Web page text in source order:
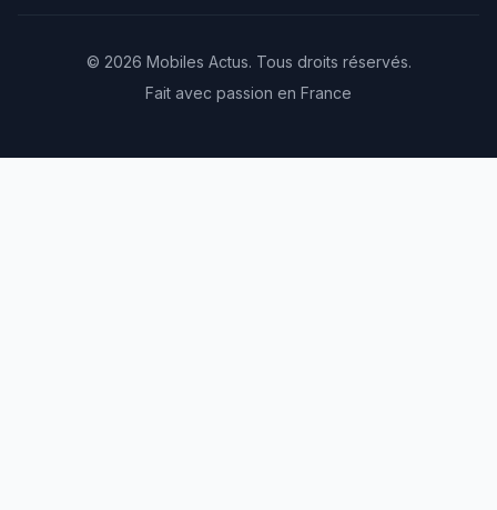
© 2026 Mobiles Actus. Tous droits réservés.
Fait avec passion en France